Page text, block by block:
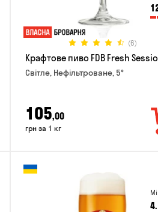
(6)
Крафтове пиво FDB Fresh
Світле, Нефільтроване, 5°
105,00
грн за 1 кг